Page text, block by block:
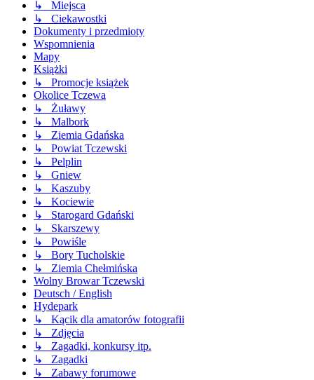
↳ Miejsca
↳ Ciekawostki
Dokumenty i przedmioty
Wspomnienia
Mapy
Książki
↳ Promocje książek
Okolice Tczewa
↳ Żuławy
↳ Malbork
↳ Ziemia Gdańska
↳ Powiat Tczewski
↳ Pelplin
↳ Gniew
↳ Kaszuby
↳ Kociewie
↳ Starogard Gdański
↳ Skarszewy
↳ Powiśle
↳ Bory Tucholskie
↳ Ziemia Chełmińska
Wolny Browar Tczewski
Deutsch / English
Hydepark
↳ Kącik dla amatorów fotografii
↳ Zdjęcia
↳ Zagadki, konkursy itp.
↳ Zagadki
↳ Zabawy forumowe